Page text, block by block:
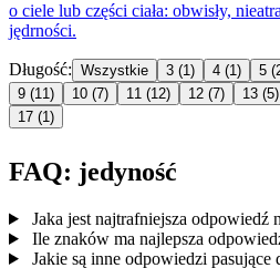
o ciele lub części ciała: obwisły,
jędrności.
Długość: Wszystkie 3 (1) 4 (1) 5
9 (11) 10 (7) 11 (12) 12 (7) 13 (5)
17 (1)
FAQ: jedyność
Jaka jest najtrafniejsza odpowiedź
Ile znaków ma najlepsza
Jakie są inne odpowiedzi pasujące